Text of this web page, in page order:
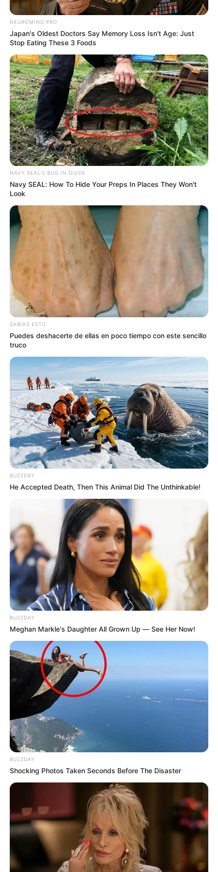
Cortesía Carlos Cadena.
Carlos Cadena Gaitán.
Por: Johanna Ramírez Gil
Marzo 20, 2020
COMPARTIR
UNIRSE AL CANAL DE WHATSAPP
El alcalde de Medellín, Daniel Quintero Calle, confirmó
que el secretario de Movilidad de la ciudad,
Cadena Gaitán, es una de las once personas que dio
positivo al coronavirus en Antioquiaen las últimas 24
horas. Desde hace una semana, el funcionario está
autoaislado y teletrabajo y, junto a su familia,se
encuentra en buenas condiciones.
Antioquia pasó de once a 22 casos positivos en las
últimas 24 horas,entre ellos, el funcionario. Los reportes
corresponden a cinco mujeres y cuatro hombres que
están en Medellín; un hombre en Envigado y otro en
Rionegro, quien es el único que está hospitalizado.Los
demás permanecen aislados en su casa.
aumentan a 145
Seis casos son importados de personas con
antecedentes de viajes aEspaña, Estados Unidos,
Alemania, Croacia e Italia.
Los otros cinco son de
contacto local. Entre los afectados,
hay una paciente
entre los 10 y 19 años
, quien podría ser la primera menor
de edad que tiene la enfermedad en Antioquia.
Cuarentena en Antioquia
La cuarentena que comienza las 7 de la noche de este
viernes en Antioquia busca quetodas las personas estén
en sus casas para contener la pandemia.
Sin embargo,
el decreto tiene 20 excepciones. Sí se puede sacar a la
mascota por algunos minutos y cerca de la casa.
Quienes trabajen en domicilios, pueden llevar alimentos,
medicamentos y comida de restaurantes.
Contexto:
Decretan Cuarentena durante todo el puente
NEUROMIND PRO
Japan's Oldest Doctors Say Memory Loss Isn't Age: Just
Stop Eating These 3 Foods
NAVY SEAL'S BUG IN GUIDE
Navy SEAL: How To Hide Your Preps In Places They Won't
Look
SABIAS ESTO
Puedes deshacerte de ellas en poco tiempo con este sencillo
truco
BUZZDAY
He Accepted Death, Then This Animal Did The Unthinkable!
BUZZDAY
Meghan Markle's Daughter All Grown Up — See Her Now!
BUZZDAY
Shocking Photos Taken Seconds Before The Disaster